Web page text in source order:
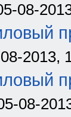
08-
2013,
08-